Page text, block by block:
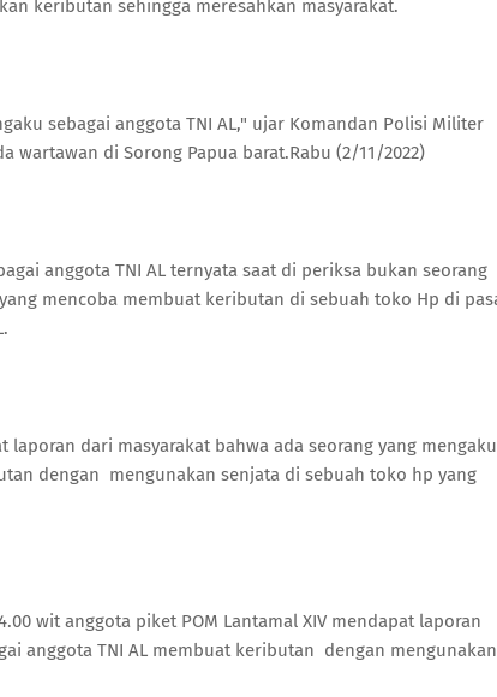
keributan sehingga meresahkan masyarakat.
sebagai anggota TNI AL," ujar Komandan Polisi Militer
wartawan di Sorong Papua barat.Rabu (2/11/2022)
anggota TNI AL ternyata saat di periksa bukan seorang
mencoba membuat keributan di sebuah toko Hp di
dari masyarakat bahwa ada seorang yang mengaku
dengan mengunakan senjata di sebuah toko hp yang
wit anggota piket POM Lantamal XIV mendapat laporan
anggota TNI AL membuat keributan dengan mengunakan